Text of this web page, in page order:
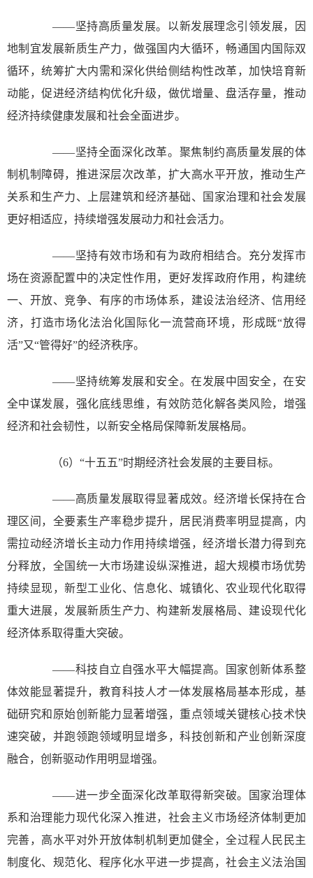
——坚持高质量发展。以新发展理念引领发展，因
地制宜发展新质生产力，做强国内大循环，畅通国内国际双
循环，统筹扩大内需和深化供给侧结构性改革，加快培育新
动能，促进经济结构优化升级，做优增量、盘活存量，推动
经济持续健康发展和社会全面进步。
——坚持全面深化改革。聚焦制约高质量发展的体
制机制障碍，推进深层次改革，扩大高水平开放，推动生产
关系和生产力、上层建筑和经济基础、国家治理和社会发展
更好相适应，持续增强发展动力和社会活力。
——坚持有效市场和有为政府相结合。充分发挥市
场在资源配置中的决定性作用，更好发挥政府作用，构建统
一、开放、竞争、有序的市场体系，建设法治经济、信用经
济，打造市场化法治化国际化一流营商环境，形成既“放得
活”又“管得好”的经济秩序。
——坚持统筹发展和安全。在发展中固安全，在安
全中谋发展，强化底线思维，有效防范化解各类风险，增强
经济和社会韧性，以新安全格局保障新发展格局。
（6）“十五五”时期经济社会发展的主要目标。
——高质量发展取得显著成效。经济增长保持在合
理区间，全要素生产率稳步提升，居民消费率明显提高，内
需拉动经济增长主动力作用持续增强，经济增长潜力得到充
分释放，全国统一大市场建设纵深推进，超大规模市场优势
持续显现，新型工业化、信息化、城镇化、农业现代化取得
重大进展，发展新质生产力、构建新发展格局、建设现代化
经济体系取得重大突破。
——科技自立自强水平大幅提高。国家创新体系整
体效能显著提升，教育科技人才一体发展格局基本形成，基
础研究和原始创新能力显著增强，重点领域关键核心技术快
速突破，并跑领跑领域明显增多，科技创新和产业创新深度
融合，创新驱动作用明显增强。
——进一步全面深化改革取得新突破。国家治理体
系和治理能力现代化深入推进，社会主义市场经济体制更加
完善，高水平对外开放体制机制更加健全，全过程人民民主
制度化、规范化、程序化水平进一步提高，社会主义法治国